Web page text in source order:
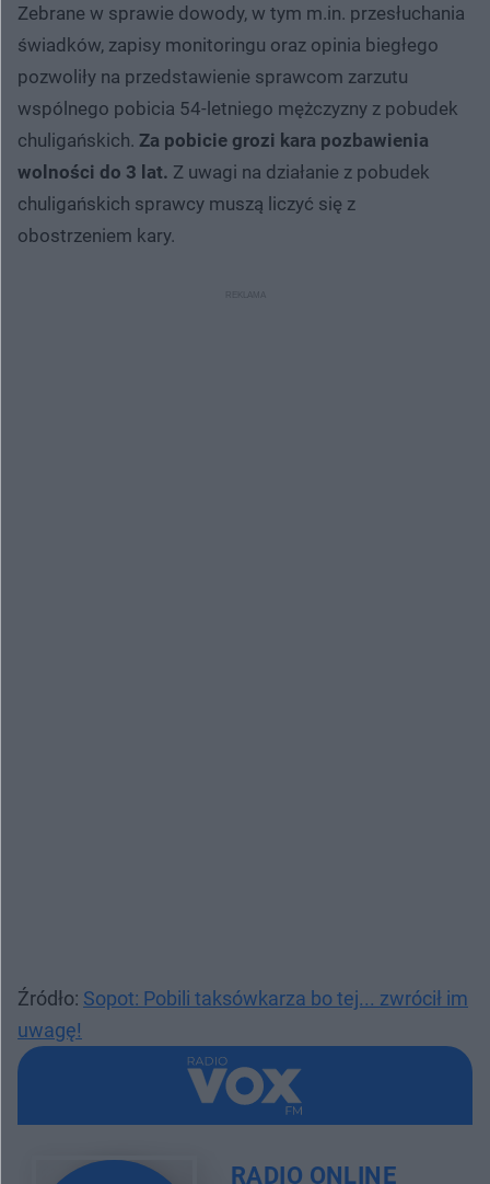
Zebrane w sprawie dowody, w tym m.in. przesłuchania
świadków, zapisy monitoringu oraz opinia biegłego
pozwoliły na przedstawienie sprawcom zarzutu
wspólnego pobicia 54-letniego mężczyzny z pobudek
chuligańskich. Za pobicie grozi kara pozbawienia
wolności do 3 lat. Z uwagi na działanie z pobudek
chuligańskich sprawcy muszą liczyć się z
obostrzeniem kary.
Źródło: Sopot: Pobili taksówkarza bo tej... zwrócił im
uwagę!
RADIO ONLINE